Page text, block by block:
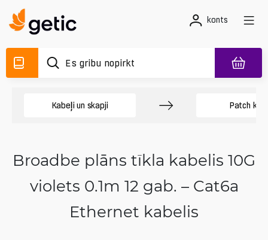
konts
Kabeļi un skapji Patch
Broadbe plāns tīkla kabelis 10G
violets 0.1m 12 gab. – Cat6a
Ethernet kabelis